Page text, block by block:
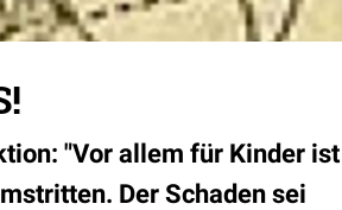
"Vor allem für Kinder ist
Der Schaden sei